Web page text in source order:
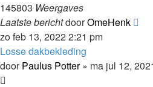
145803 Weergaves
Laatste berichtdoorOmeHenk
zo feb 13, 2022 2:21 pm
Losse dakbekleding
doorPaulus Potter» ma jul 12,